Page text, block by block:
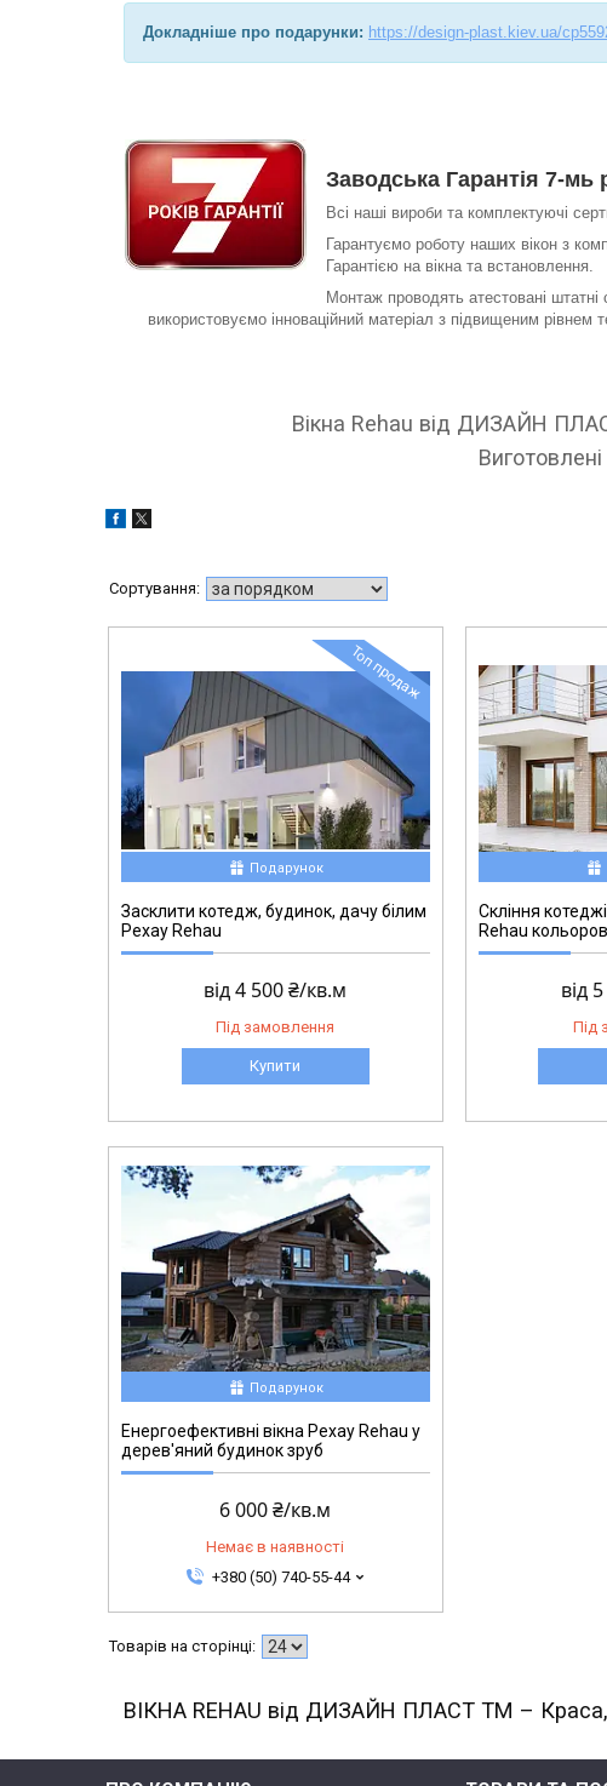
Докладніше про подарунки: https://design-plast.kiev.ua/
Заводська Гарантія 7-мь
Всі наші вироби та комплектуючі
Гарантуємо роботу наших вікон з
Гарантією на вікна та встановлення.
Монтаж проводять атестовані
використовуємо інноваційний матеріал з підвищеним рівнем
Вікна Rehau від ДИЗАЙН
Топ продаж
Подарунок
Засклити котедж, будинок, дачу білим
Рехау Rehau
від 4 500 ₴/кв.м
Під замовлення
Купити
Скління
Rehau
від
Під
Подарунок
Енергоефективні вікна Рехау Rehau у
дерев'яний будинок зруб
6 000 ₴/кв.м
Немає в наявності
+380 (50) 740-55-44
ВІКНА REHAU від ДИЗАЙН ПЛАСТ ТМ – Краса,